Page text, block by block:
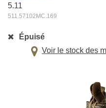
5.11
511.57102MC.169
Épuisé
Voir le stock des